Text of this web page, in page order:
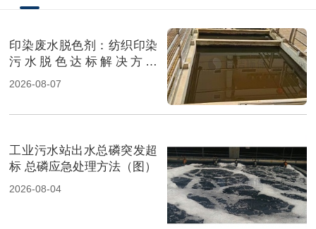
印染废水脱色剂：纺织印染
污水脱色达标解决方案
（图）
2026-08-07
工业污水站出水总磷突发超
标 总磷应急处理方法（图）
2026-08-04